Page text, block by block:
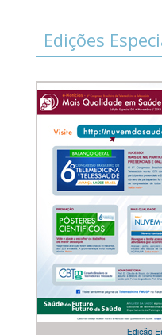
Edições